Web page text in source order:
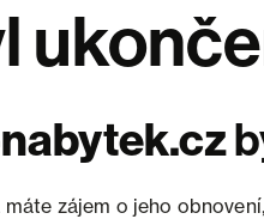
zájem o jeho